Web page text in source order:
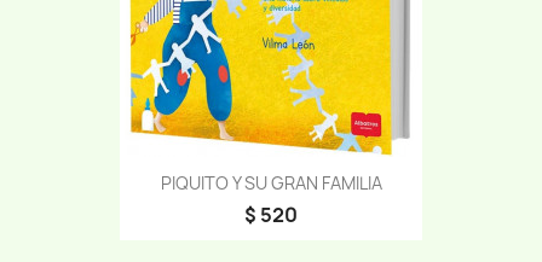
PIQUITO Y SU GRAN FAMILIA
$ 520